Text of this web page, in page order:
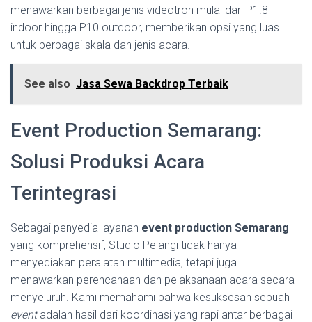
menawarkan berbagai jenis videotron mulai dari P1.8
indoor hingga P10 outdoor, memberikan opsi yang luas
untuk berbagai skala dan jenis acara.
See also Jasa Sewa Backdrop Terbaik
Event Production Semarang:
Solusi Produksi Acara
Terintegrasi
Sebagai penyedia layanan event production Semarang
yang komprehensif, Studio Pelangi tidak hanya
menyediakan peralatan multimedia, tetapi juga
menawarkan perencanaan dan pelaksanaan acara secara
menyeluruh. Kami memahami bahwa kesuksesan sebuah
eventadalah hasil dari koordinasi yang rapi antar berbagai